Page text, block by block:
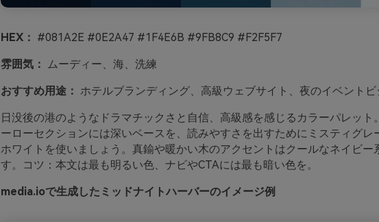
HEX： #081A2E #0E2A47 #1F4E6B #9FB8C9 #F2F5F7
雰囲気： ムーディー、海、洗練
おすすめ用途： ホテルブランディング、高級ウェブサイト、夜のイベント
日没後の港のようなドラマチックさと自信、高級感を感じるカラーパレット
ーローセクションには深いベースを、読みやすさを出すためにミスティグレ
ホワイトを使いましょう。真鍮や暖かい木のアクセントはクールなネイビー
す。コツ：本文は最も明るい色、ナビやCTAには最も暗い色を。
media.ioで生成したミッドナイトハーバーのイメージ例